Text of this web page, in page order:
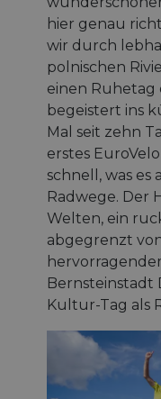
hier genau
wir durch
polnischen
einen Ruhetag
begeistert ins
Mal seit zehn
erstes
schnell, was es
Radwege. Der
Welten, ein
abgegrenzt
Bernsteinstadt
Kultur-Tag als